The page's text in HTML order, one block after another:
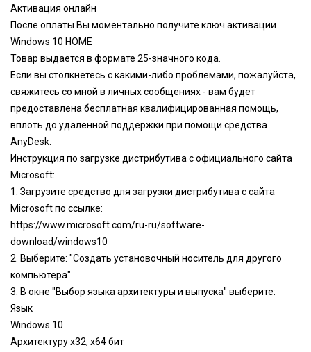
Активация онлайн
После оплаты Вы моментально получите ключ активации
Windows 10 HOME
Товар выдается в формате 25-значного кода.
Если вы столкнетесь с какими-либо проблемами, пожалуйста,
свяжитесь со мной в личных сообщениях - вам будет
предоставлена бесплатная квалифицированная помощь,
вплоть до удаленной поддержки при помощи средства
AnyDesk.
Инструкция по загрузке дистрибутива с официального сайта
Microsoft:
1. Загрузите средство для загрузки дистрибутива с сайта
Microsoft по ссылке:
https://www.microsoft.com/ru-ru/software-
download/windows10
2. Выберите: "Создать установочный носитель для другого
компьютера"
3. В окне "Выбор языка архитектуры и выпуска" выберите:
Язык
Windows 10
Архитектуру x32, x64 бит